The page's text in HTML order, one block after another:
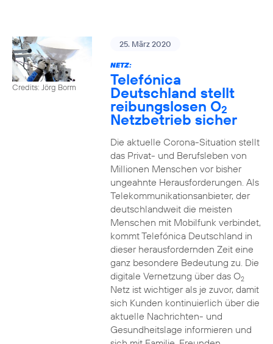
Credits: Jörg Borm
25. März 2020
NETZ:
Telefónica
Deutschland stellt
reibungslosen O2
Netzbetrieb sicher
Die aktuelle Corona-Situation stellt
das Privat- und Berufsleben von
Millionen Menschen vor bisher
ungeahnte Herausforderungen. Als
Telekommunikationsanbieter, der
deutschlandweit die meisten
Menschen mit Mobilfunk verbindet,
kommt Telefónica Deutschland in
dieser herausfordernden Zeit eine
ganz besondere Bedeutung zu. Die
digitale Vernetzung über das O2
Netz ist wichtiger als je zuvor, damit
sich Kunden kontinuierlich über die
aktuelle Nachrichten- und
Gesundheitslage informieren und